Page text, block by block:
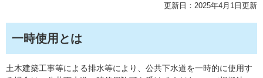
更新日：2025年4月1日更新
一時使用とは
土木建築工事等による排水等により、公共下水道を一時的に使用す